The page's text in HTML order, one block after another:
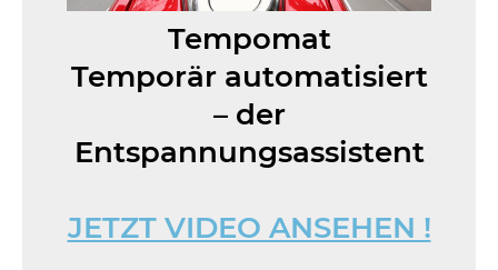
Tempomat
Temporär automatisiert
– der
Entspannungsassistent
JETZT VIDEO ANSEHEN !